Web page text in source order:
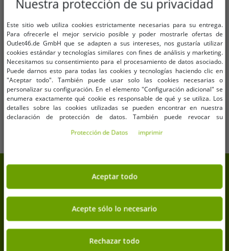
Tallas disponibles
S XXL 3XL
4XL 5XL
Pantalones cargo Brandit Pure
Vintage para hombre - Pantalones
resistentes de algodón para
exteriores y trabajo con 8 bolsillos
PVP:59,99 €* 18,29 €
Añadir al carrito
Tallas disponibles
W30 W32
Pantalones de motocross SCOTT X-
Plore Swap para hombre, ropa de
motorista con zona de rodillas
extendida 292379 1007 Negro
PVP:200,00 €* 25,41 €
Añadir al carrito
7% de descuento extra en tu
compra
Suscríbete a nuestra newsletter y consigue tu 7% de
descuento extra
Nuestra protección de su privacidad
Este sitio web utiliza cookies estrictamente necesarias para su entrega.
Para ofrecerle el mejor servicio posible y poder mostrarle ofertas de
Outlet46.de GmbH que se adapten a sus intereses, nos gustaría utilizar
cookies estándar y tecnologías similares con fines de análisis y marketing.
Necesitamos su consentimiento para el procesamiento de datos asociado.
Puede darnos esto para todas las cookies y tecnologías haciendo clic en
"Aceptar todo". También puede usar solo las cookies necesarias o
personalizar su configuración. En el elemento "Configuración adicional" se
enumera exactamente qué cookie es responsable de qué y se utiliza. Los
detalles sobre las cookies utilizadas se pueden encontrar en nuestra
declaración de protección de datos. También puede revocar su
encontrar en la impresión.Protección de Datos imprimir
Aceptar todo
Acepte sólo lo necesario
Rechazar todo